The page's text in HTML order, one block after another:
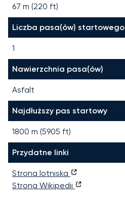
67 m (220 ft)
Liczba pasa(ów) startowego
1
Nawierzchnia pasa(ów)
Asfalt
Najdłuższy pas startowy
1800 m (5905 ft)
Przydatne linki
Strona lotniska
Strona Wikipedii